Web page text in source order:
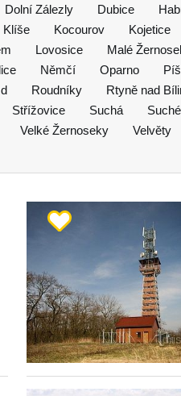
Dolní Zálezly Dubice
Klíše Kocourov Kojetice
Lovosice Malé
Němčí Oparno
Roudníky Rtyně nad
Střížovice Suchá Suché
Velké Žernoseky Velvěty